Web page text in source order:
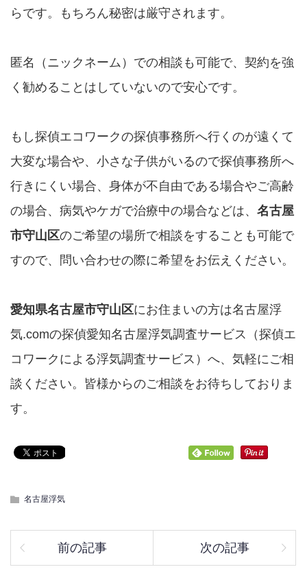
らです。もちろん秘密は厳守されます。
匿名（ニックネーム）での相談も可能で、契約を強
く勧めることはしていないので安心です。
もし探偵エコワークの探偵事務所へ行くのが遠くて
大変な場合や、小さな子供がいるので探偵事務所へ
行きにくい場合、身体が不自由である場合やご高齢
の場合、病気やケガで治療中の場合などは、 名古屋
市守山区のご希望の場所で相談をすることも可能で
すので、問い合わせの際に希望をお伝えください。
愛知県名古屋市守山区にお住まいの方は名古屋浮
気.comの探偵愛知名古屋浮気調査サービス（探偵エ
コワークによる浮気調査サービス）へ、気軽にご相
談ください。皆様からのご相談をお待ちしておりま
す。
名古屋浮気
前の記事 次の記事